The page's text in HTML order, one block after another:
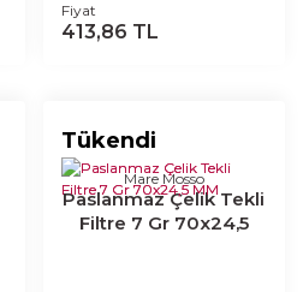
Fiyat
413,86 TL
Tükendi
Mare Mosso
Paslanmaz Çelik Tekli
Filtre 7 Gr 70x24,5